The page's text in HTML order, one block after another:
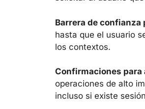
Barrera de confianza
hasta que el usuario
los contextos.
Confirmaciones
operaciones de alto
incluso si existe